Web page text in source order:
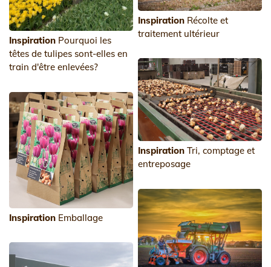
Inspiration Pourquoi les
têtes de tulipes sont-elles en
train d'être enlevées?
Inspiration Récolte et
traitement ultérieur
Inspiration Tri, comptage et
entreposage
Inspiration Emballage